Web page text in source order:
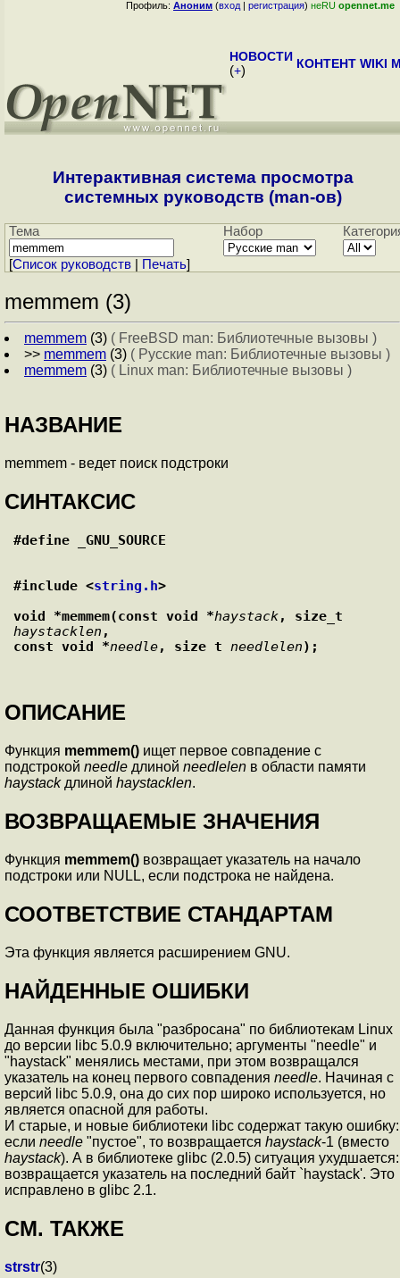
Профиль: Аноним (вход | регистрация) неRU opennet.me
НОВОСТИ
(+) КОНТЕНТ WIKI
Интерактивная система просмотра
системных руководств (man-ов)
Тема Набор
[Cписок руководств Печать]
memmem (3)
memmem (3) ( FreeBSD man: Библиотечные вызовы )
>> memmem (3) ( Русские man: Библиотечные вызовы )
memmem (3) ( Linux man: Библиотечные вызовы )
НАЗВАНИЕ
memmem - ведет поиск подстроки
СИНТАКСИС
#define _GNU_SOURCE
#include <string.h>
void *memmem(const void *haystack
haystacklen ,
const void *needle, size_t needlelen);
ОПИСАНИЕ
Функция memmem() ищет первое совпадение с
подстрокой needle длиной needlelen в области памяти
haystackдлиной haystacklen.
ВОЗВРАЩАЕМЫЕ ЗНАЧЕНИЯ
Функция memmem() возвращает указатель на начало
подстроки или NULL, если подстрока не найдена.
СООТВЕТСТВИЕ СТАНДАРТАМ
Эта функция является расширением GNU.
НАЙДЕННЫЕ ОШИБКИ
Данная функция была "разбросана" по библиотекам Linux
до версии libc 5.0.9 включительно; аргументы "needle" и
"haystack" менялись местами, при этом возвращался
указатель на конец первого совпадения needle. Начиная с
версий libc 5.0.9, она до сих пор широко используется, но
является опасной для работы.
И старые, и новые библиотеки libc содержат такую ошибку:
если needle "пустое", то возвращается haystack-1 (вместо
haystack). А в библиотеке glibc (2.0.5) ситуация ухудшается:
возвращается указатель на последний байт `haystack'. Это
исправлено в glibc 2.1.
СМ. ТАКЖЕ
strstr(3)